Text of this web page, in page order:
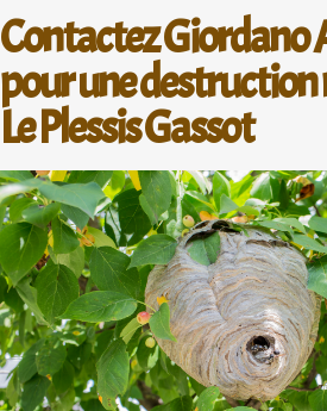
Contactez Giordano
pour une destruction
Le Plessis Gassot